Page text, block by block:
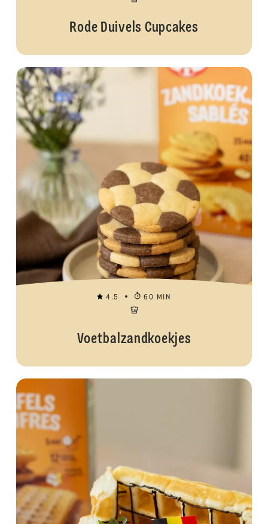
Rode Duivels Cupcakes
4.5 60 MIN
Voetbalzandkoekjes